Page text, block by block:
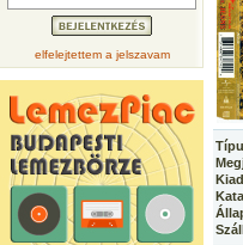
elfelejtettem a jelszavam